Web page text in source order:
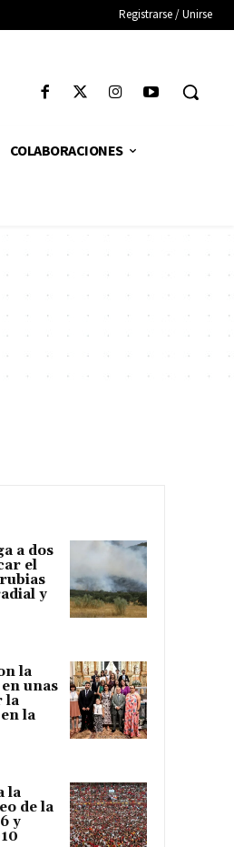
Registrarse / Unirse
COLABORACIONES
a dos
el
y
la
unas
la
la
la
de la
y